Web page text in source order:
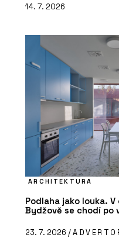
14. 7. 2026
ARCHITEKTURA
Podlaha jako louka.
Bydžově se chodí po
23. 7. 2026 /